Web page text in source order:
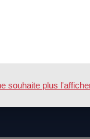
souhaite plus